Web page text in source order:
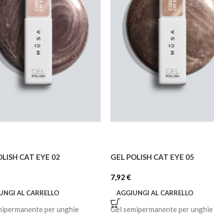
CAT EYE 02
AL CARRELLO
per unghie
GEL POLISH CAT EYE 05
7,92 €
AGGIUNGI AL CARRELLO
Gel semipermanente per unghie